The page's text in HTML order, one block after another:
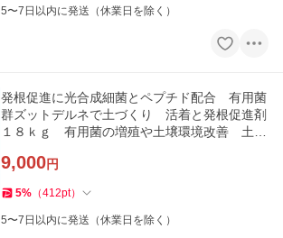
5〜7日以内に発送（休業日を除く）
発根促進に光合成細菌とペプチド配合 有用菌
群ズットデルネで土づくり 活着と発根促進剤
１８ｋｇ 有用菌の増殖や土壌環境改善 土着
9,000円
5% （412pt）
5〜7日以内に発送（休業日を除く）